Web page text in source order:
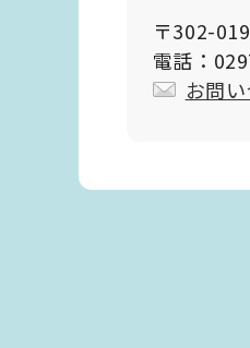
〒302-
電話：
お問